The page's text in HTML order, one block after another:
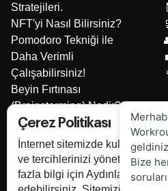
Çerez Politikası
İnternet sitemizde kullanılan
ve tercihlerinizi yönetmek için
fazla bilgi için Aydınlatma
Stratejileri.
NFT'yi Nasıl Bilirsiniz?
Pomodoro Tekniği ile
Daha Verimli
Çalışabilirsiniz!
Beyin Fırtınası
(Brainstorming) Nedir?
Yerli Yazılımın Önemi
İş Takip Yazılımı Seçerken
Dikkat Edilmesi
Gerekenler